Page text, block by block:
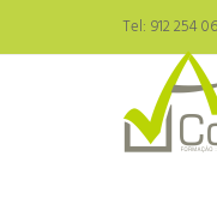
Tel: 912 254